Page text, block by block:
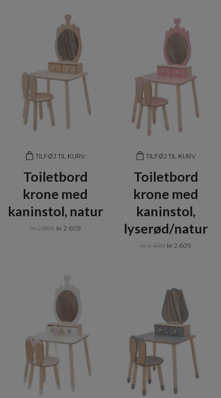
TILFØJ TIL KURV
Toiletbord
krone med
kaninstol, natur
kr 2 899 kr 2 609
TILFØJ TIL KURV
Toiletbord
krone med
kaninstol,
lyserød/natur
kr 2 899 kr 2 609